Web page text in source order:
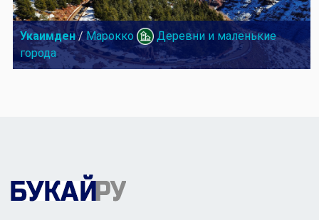
Укаимден/ Марокко
Деревни и маленькие
города